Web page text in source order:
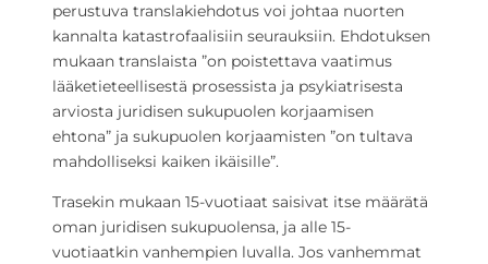
perustuva translakiehdotus voi johtaa nuorten
kannalta katastrofaalisiin seurauksiin. Ehdotuksen
mukaan translaista ”on poistettava vaatimus
lääketieteellisestä prosessista ja psykiatrisesta
arviosta juridisen sukupuolen korjaamisen
ehtona” ja sukupuolen korjaamisten ”on tultava
mahdolliseksi kaiken ikäisille”.
Trasekin mukaan 15-vuotiaat saisivat itse määrätä
oman juridisen sukupuolensa, ja alle 15-
vuotiaatkin vanhempien luvalla. Jos vanhemmat